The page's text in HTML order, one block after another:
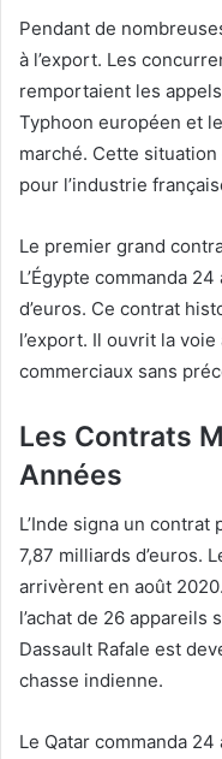
Pendant de
à l’export. Les
remportaient les
Typhoon européen et
marché. Cette
pour l’industrie
Le premier grand
L’Égypte commanda
d’euros. Ce contrat
l’export. Il ouvrit la
commerciaux sans
Les Contrats
Années
L’Inde signa un
7,87 milliards d’euros.
arrivèrent en août
l’achat de 26 appareils
Dassault Rafale est
chasse indienne.
Le Qatar commanda